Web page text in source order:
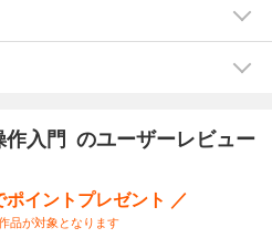
籍（PDF）を購入者特典として、ダウ
入門 のユーザーレビュー
イントプレゼント ／
品が対象となります